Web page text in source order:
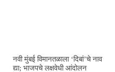
नवी मुंबई विमानतळाला ‌‘दिबां‌’चे नाव
द्या; भाजपचे लक्षवेधी आंदोलन